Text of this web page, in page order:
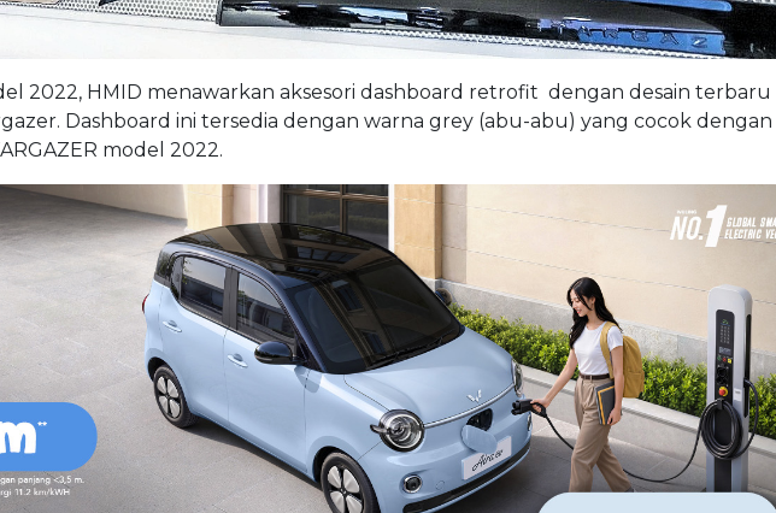
2022, HMID menawarkan aksesori dashboard retrofit dengan desain terbaru
Dashboard ini tersedia dengan warna grey (abu-abu) yang cocok dengan
model 2022.